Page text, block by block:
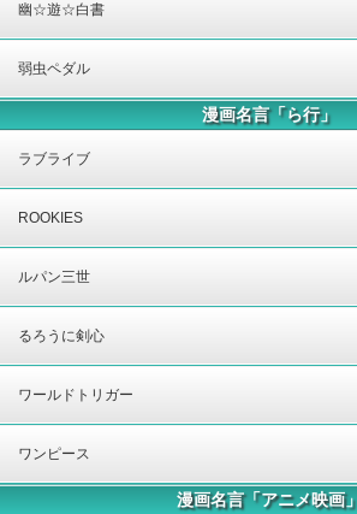
幽☆遊☆白書
弱虫ペダル
漫画名言「ら行」
ラブライブ
ROOKIES
ルパン三世
るろうに剣心
ワールドトリガー
ワンピース
漫画名言「アニメ映画」